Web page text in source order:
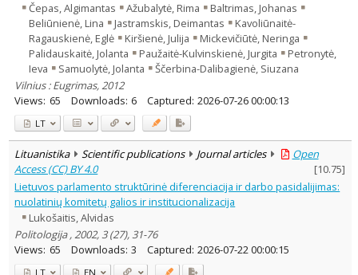
Čepas, Algimantas
Ažubalytė, Rima
Baltrimas, Johanas
Beliūnienė, Lina
Jastramskis, Deimantas
Kavoliūnaitė-
Ragauskienė, Eglė
Kiršienė, Julija
Mickevičiūtė, Neringa
Palidauskaitė, Jolanta
Paužaitė-Kulvinskienė, Jurgita
Petronytė,
Ieva
Samuolytė, Jolanta
Ščerbina-Dalibagienė, Siuzana
Vilnius : Eugrimas, 2012
Views: 65 Downloads: 6 Captured: 2026-07-26 00:00:13
LT
Lituanistika Scientific publications Journal articles
Open
Access (CC) BY 4.0
[10.75]
Lietuvos parlamento struktūrinė diferenciacija ir darbo pasidalijimas:
nuolatinių komitetų galios ir institucionalizacija
Lukošaitis, Alvidas
Politologija , 2002, 3 (27), 31-76
Views: 65 Downloads: 3 Captured: 2026-07-22 00:00:15
LT EN